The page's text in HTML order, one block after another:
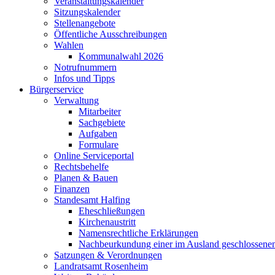
Sitzungskalender
Stellenangebote
Öffentliche Ausschreibungen
Wahlen
Kommunalwahl 2026
Notrufnummern
Infos und Tipps
Bürgerservice
Verwaltung
Mitarbeiter
Sachgebiete
Aufgaben
Formulare
Online Serviceportal
Rechtsbehelfe
Planen & Bauen
Finanzen
Standesamt Halfing
Eheschließungen
Kirchenaustritt
Namensrechtliche Erklärungen
Nachbeurkundung einer im Ausland
Satzungen & Verordnungen
Landratsamt Rosenheim